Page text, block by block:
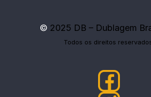
© 2025 DB – Dublagem
Todos os direitos